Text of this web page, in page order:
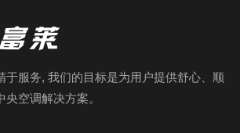
于服务, 我们的目标是为用户提供舒心、顺
空调解决方案。